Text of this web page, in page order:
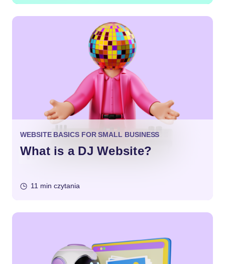
WEBSITE BASICS FOR SMALL BUSINESS
What is a DJ Website?
11 min czytania